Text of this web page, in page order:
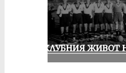
ИЗ КЛУБНИЯ ЖИВОТ